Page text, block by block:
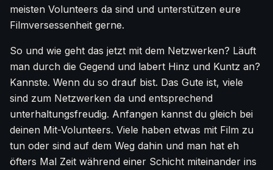
meisten Volunteers da sind und unterstützen eure
Filmversessenheit gerne.
So und wie geht das jetzt mit dem Netzwerken? Läuft
man durch die Gegend und labert Hinz und Kuntz an?
Kannste. Wenn du so drauf bist. Das Gute ist, viele
sind zum Netzwerken da und entsprechend
unterhaltungsfreudig. Anfangen kannst du gleich bei
deinen Mit-Volunteers. Viele haben etwas mit Film zu
tun oder sind auf dem Weg dahin und man hat eh
öfters Mal Zeit während einer Schicht miteinander ins